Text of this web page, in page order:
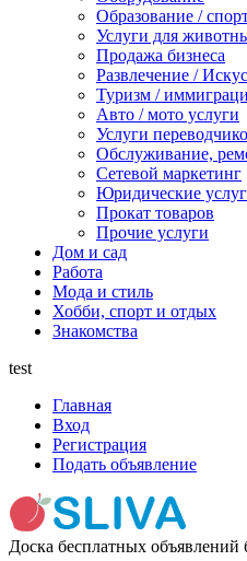
Образование /
Услуги для
Продажа бизнеса
Развлечение /
Туризм /
Авто / мото услуги
Услуги
Обслуживание,
Сетевой маркетинг
Юридические
Прокат товаров
Прочие услуги
Дом и сад
Работа
Мода и стиль
Хобби, спорт и отдых
Знакомства
test
Главная
Вход
Регистрация
Подать объявление
Доска бесплатных объявлений